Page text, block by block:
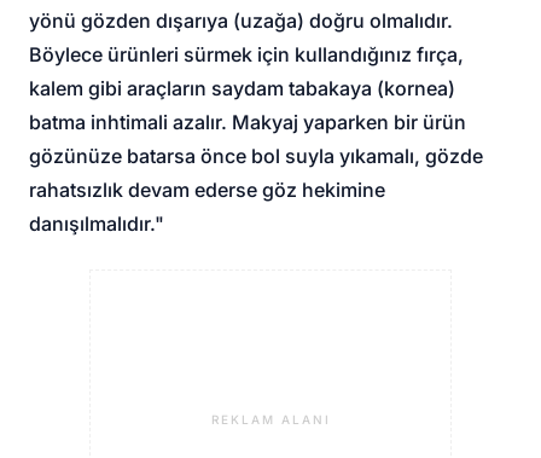
yönü gözden dışarıya (uzağa) doğru olmalıdır.
Böylece ürünleri sürmek için kullandığınız fırça,
kalem gibi araçların saydam tabakaya (kornea)
batma inhtimali azalır. Makyaj yaparken bir ürün
gözünüze batarsa önce bol suyla yıkamalı, gözde
rahatsızlık devam ederse göz hekimine
danışılmalıdır."
REKLAM ALANI